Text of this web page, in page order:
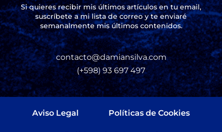
Si quieres recibir mis últimos artículos en tu email,
suscríbete a mi lista de correo y te enviaré
semanalmente mis últimos contenidos.
contacto@damiansilva.com
(+598) 93 697 497
Aviso Legal Políticas de Cookies